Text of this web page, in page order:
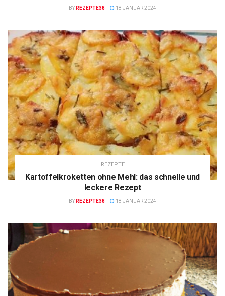
BY REZEPTE38 18 JANUAR 2024
REZEPTE
Kartoffelkroketten ohne Mehl: das schnelle und
leckere Rezept
BY REZEPTE38 18 JANUAR 2024